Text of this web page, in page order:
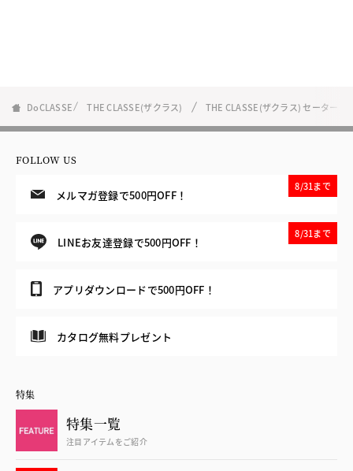
DoCLASSE THE CLASSE(ザクラス) THE CLASSE(ザクラス) セーター・
FOLLOW US
メルマガ登録で500円OFF！
8/31まで
LINEお友達登録で500円OFF！
8/31まで
アプリダウンロードで500円OFF！
カタログ無料プレゼント
特集
特集一覧
注目アイテムをご紹介